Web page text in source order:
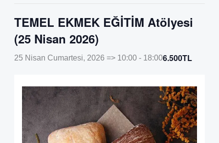
TEMEL EKMEK EĞİTİM Atölyesi
(25 Nisan 2026)
25 Nisan Cumartesi, 2026 => 10:00- 18:006.500TL